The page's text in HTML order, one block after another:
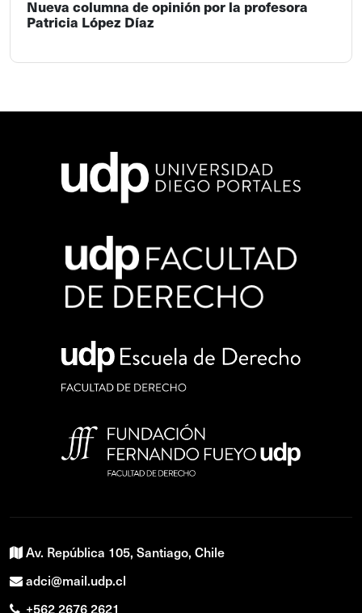
Nueva columna de opinión por la profesora
Patricia López Díaz
Av. República 105, Santiago, Chile
adci@mail.udp.cl
+562 2676 2621